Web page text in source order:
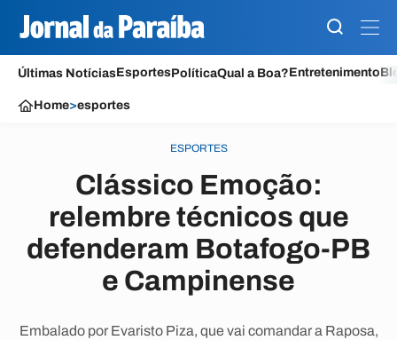
Últimas NotíciasEsportesPolíticaQual a Boa?Entretenimento
Home>esportes
ESPORTES
Clássico Emoção:
relembre técnicos que
defenderam Botafogo-PB
e Campinense
Embalado por Evaristo Piza, que vai comandar a Raposa,